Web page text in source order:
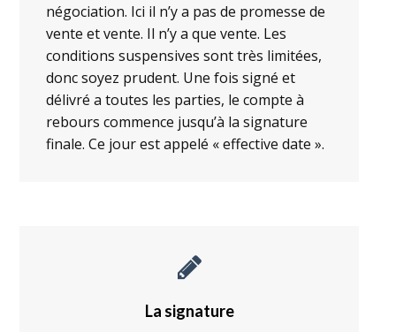
négociation. Ici il n’y a pas de promesse de
vente et vente. Il n’y a que vente. Les
conditions suspensives sont très limitées,
donc soyez prudent. Une fois signé et
délivré a toutes les parties, le compte à
rebours commence jusqu’à la signature
finale. Ce jour est appelé « effective date ».
La signature